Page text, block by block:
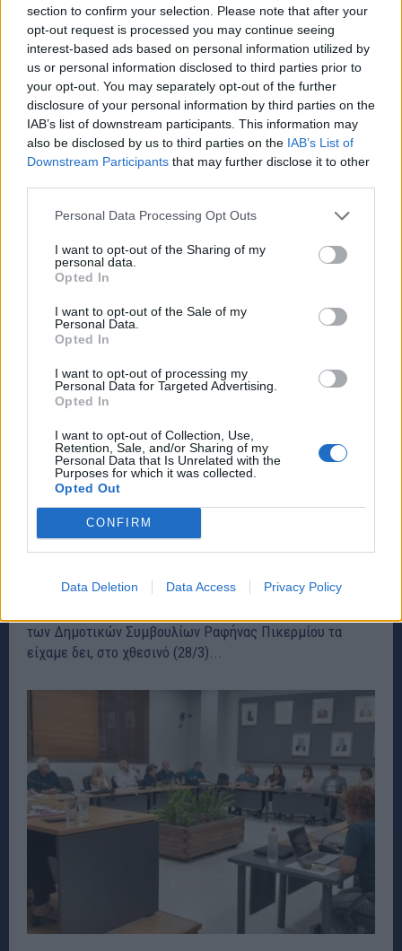
section to confirm your selection. Please note that after your
opt-out request is processed you may continue seeing
interest-based ads based on personal information utilized by
us or personal information disclosed to third parties prior to
your opt-out. You may separately opt-out of the further
disclosure of your personal information by third parties on the
IAB’s list of downstream participants. This information may
also be disclosed by us to third parties on the IAB’s List of
Downstream Participants that may further disclose it to other
Personal Data Processing Opt Outs
I want to opt-out of the Sharing of my
personal data.
Opted In
I want to opt-out of the Sale of my
Personal Data.
Opted In
I want to opt-out of processing my
Personal Data for Targeted Advertising.
Opted In
I want to opt-out of Collection, Use,
Retention, Sale, and/or Sharing of my
Personal Data that Is Unrelated with the
Purposes for which it was collected.
Opted Out
CONFIRM
Data Deletion Data Access Privacy Policy
Παρακολουθήστε ζωντανά το Δημοτικό
Συμβούλιο Ραφήνας Πικερμίου μέσω του RPN
ΡΑΦΗΝΑ - ΠΙΚΕΡΜΙ 28 Αυγούστου, 2025
Tο Δημοτικό Συμβούλιο Ραφήνας Πικερμίου συνεδριάζει
μεικτή (διά ζώσης και...
Δημοτικό Συμβούλιο Ραφήνας Πικερμίου:
«Ενδελεχώς» το απόλυτο… μπάχαλο! – rpn
Παραπολιτικά 29 Μαρτίου, 2025
των Δημοτικών Συμβουλίων Ραφήνας Πικερμίου τα
είχαμε δει, στο χθεσινό (28/3)...